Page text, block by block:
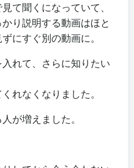
て聞くになっていて、
り説明する動画はほと
にすぐ別の動画に。
れて、さらに知りたい
れなくなりました。
が増えました。